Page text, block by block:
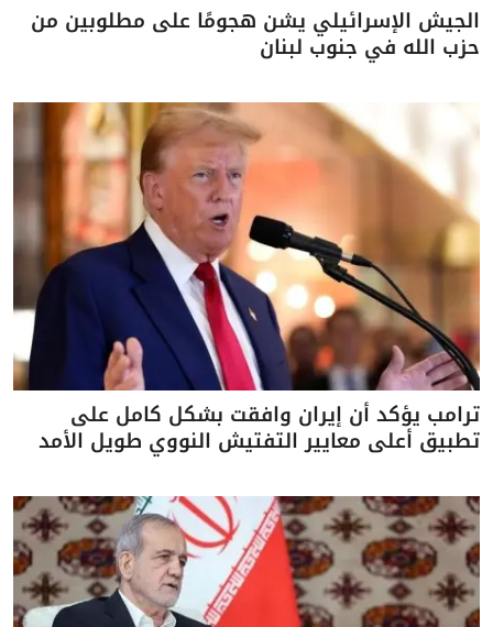
الجيش الإسرائيلي يشن هجومًا على مطلوبين من
حزب الله في جنوب لبنان
ترامب يؤكد أن إيران وافقت بشكل كامل على
تطبيق أعلى معايير التفتيش النووي طويل الأمد